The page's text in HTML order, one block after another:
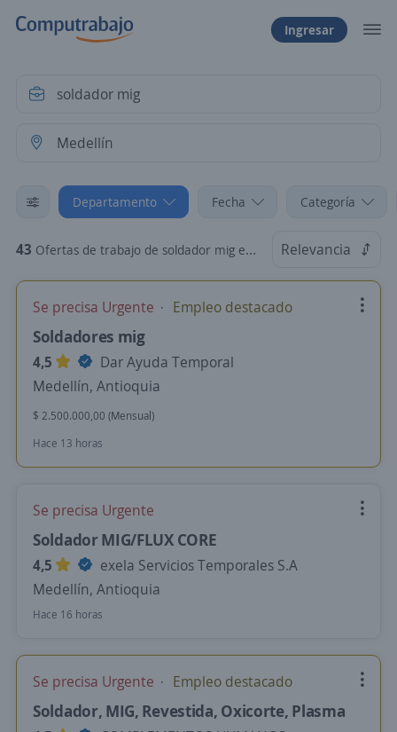
Ingresar
Departamento Fecha Categoría
43 Ofertas de trabajo de soldador mig en Medellín, Antioquia Relevancia
Se precisa Urgente Empleo destacado
Soldadores mig
4,5
Dar Ayuda Temporal
Medellín, Antioquia
$ 2.500.000,00 (Mensual)
Hace 13 horas
Se precisa Urgente
Soldador MIG/FLUX CORE
4,5
exela Servicios Temporales S.A
Medellín, Antioquia
Hace 16 horas
Se precisa Urgente Empleo destacado
Soldador, MIG, Revestida, Oxicorte, Plasma